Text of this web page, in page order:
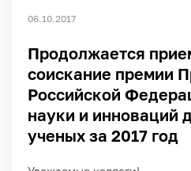
06.10.2017
Продолжается
соискание премии
Российской
науки и инноваций
ученых за 2017 год